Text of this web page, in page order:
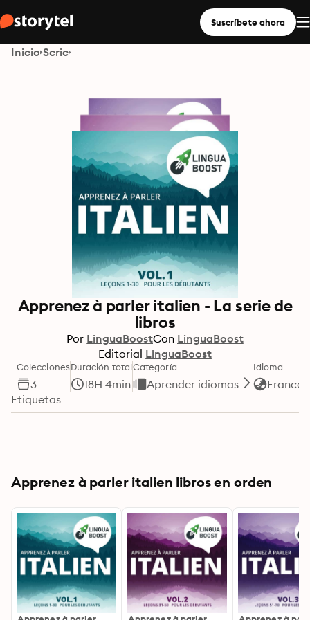
Suscríbete ahora
Inicio Serie
Apprenez à parler italien - La serie de
libros
Por LinguaBoostCon LinguaBoost
Editorial LinguaBoost
Colecciones
3
Duración total
18H 4min
Categoría
Aprender idiomas
Idioma
Francés
Etiquetas
Apprenez à parler italien libros en orden